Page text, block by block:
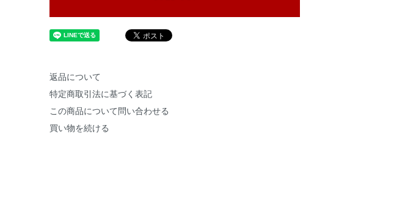
返品について
特定商取引法に基づく表記
この商品について問い合わせる
買い物を続ける